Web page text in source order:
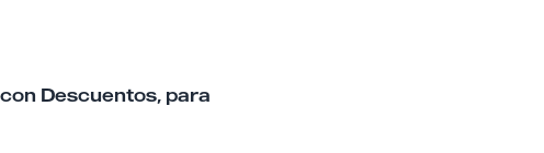
Descuentos, para